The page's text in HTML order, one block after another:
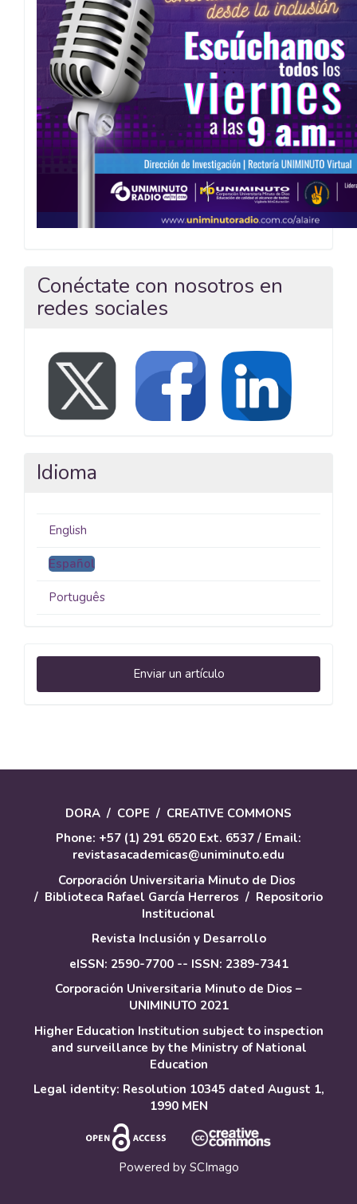
Conéctate con nosotros en
redes sociales
Idioma
English
Español
Português
Enviar
un
Enviar un artículo
DORA / COPE / CREATIVE COMMONS
Phone: +57 (1) 291 6520 Ext. 6537 / Email:
revistasacademicas@uniminuto.edu
Corporación Universitaria Minuto de Dios
/ Biblioteca Rafael García Herreros / Repositorio
Institucional
Revista Inclusión y Desarrollo
eISSN: 2590-7700 -- ISSN: 2389-7341
Corporación Universitaria Minuto de Dios –
UNIMINUTO 2021
Higher Education Institution subject to inspection
and surveillance by the Ministry of National
Education
Legal identity: Resolution 10345 dated August 1,
1990 MEN
Powered by SCImago